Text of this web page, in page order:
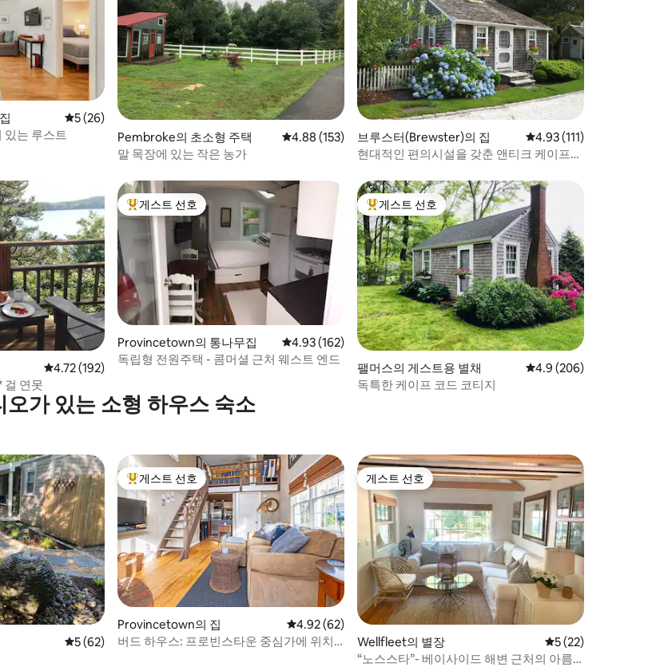
평점 5점(5점 만점), 후기 26개
5 (26)
있는 루스트
Pembroke의 초소형 주택 평점 4.88점(5점 만점), 후기 153개
4.88 (153)
말 목장에 있는 작은 농가
브루스터(Brewster)의 집 평점 4.93점(5점 만점),
4.93 (111)
현대적인 편의시설을 갖춘 앤티크 케이프
평점 4.72점(5점 만점), 후기 192개
4.72 (192)
걸 연못
상위 게스트 선호
게스트 선호
Provincetown의 통나무집 평점 4.93점(5점 만점), 후기 162개
4.93 (162)
독립형 전원주택 - 콤머셜 근처 웨스트 엔드
상위 게스트 선호
게스트 선호
팰머스의 게스트용 별채 평점 4.9점(5점 만점),
4.9 (206)
독특한 케이프 코드 코티지
오가 있는 소형 하우스 숙소
평점 5점(5점 만점), 후기 62개
5 (62)
상위 게스트 선호
게스트 선호
Provincetown의 집 평점 4.92점(5점 만점), 후기 62개
4.92 (62)
버드 하우스: 프로빈스타운 중심가에 위치
게스트 선호
게스트 선호
Wellfleet의 별장 평점 5점(5점 만점
5 (22)
“노스스타”- 베이사이드 해변 근처의 아름